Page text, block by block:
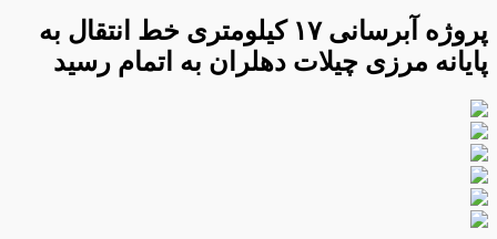
پروژه آبرسانی ۱۷ کیلومتری خط انتقال به
پایانه مرزی چیلات دهلران به اتمام رسید